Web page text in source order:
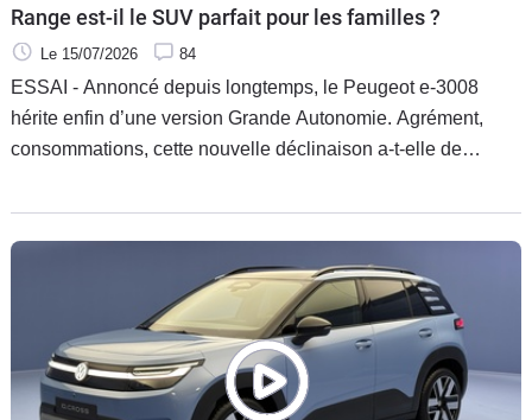
Range est-il le SUV parfait pour les familles ?
Le 15/07/2026 84
ESSAI - Annoncé depuis longtemps, le Peugeot e-3008
hérite enfin d’une version Grande Autonomie. Agrément,
consommations, cette nouvelle déclinaison a-t-elle de